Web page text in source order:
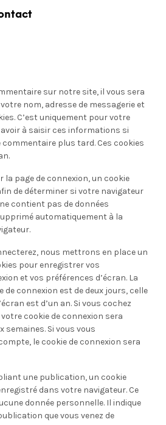
sur notre site, il vous sera
nom, adresse de messagerie et
C’est uniquement pour votre
à saisir ces informations si
plus tard. Ces cookies
la page de connexion, un cookie
de déterminer si votre navigateur
contient pas de données
automatiquement à la
nous mettrons en place un
pour enregistrer vos
et vos préférences d’écran. La
de connexion est de deux jours, celle
est d’un an. Si vous cochez
votre cookie de connexion sera
semaines. Si vous vous
le cookie de connexion sera
une publication, un cookie
dans votre navigateur. Ce
donnée personnelle. Il indique
que vous venez de